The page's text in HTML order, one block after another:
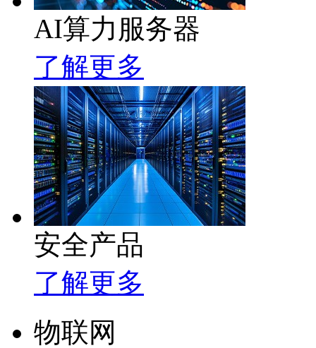
AI算力服务器
了解更多
安全产品
了解更多
物联网